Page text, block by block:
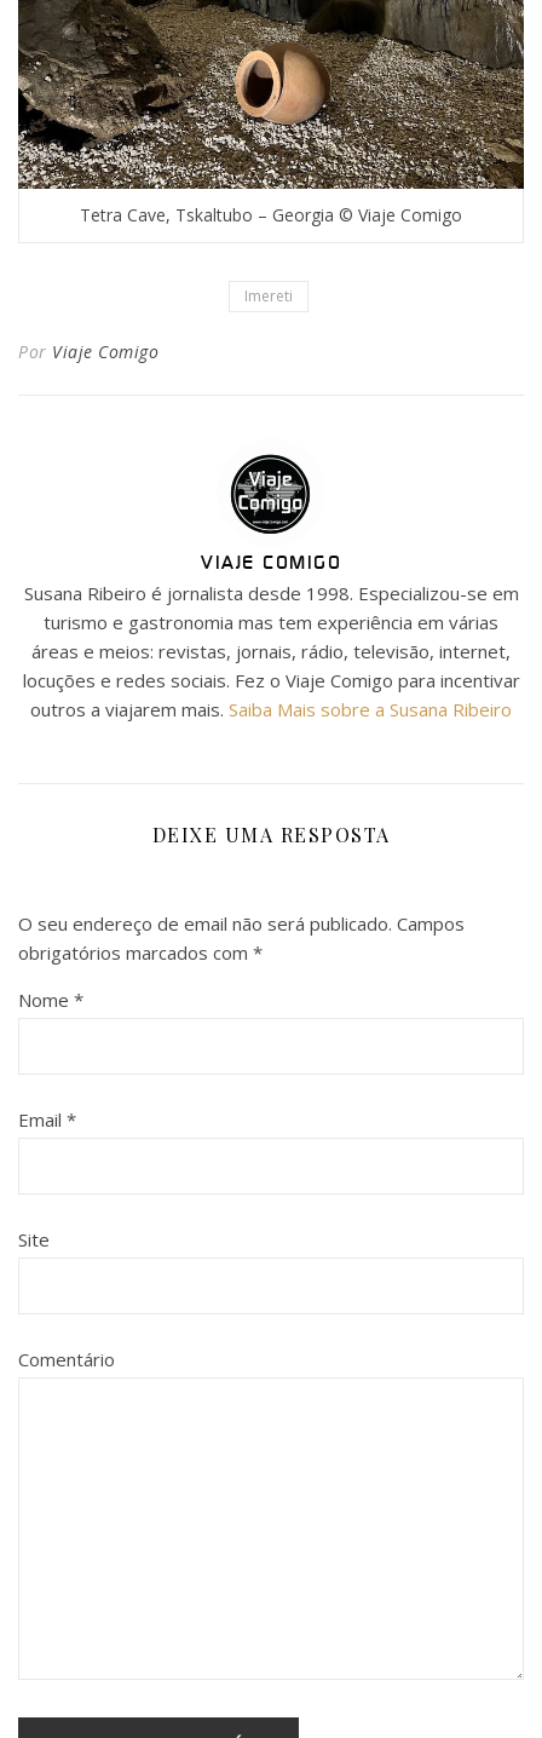
Tetra Cave, Tskaltubo – Georgia © Viaje Comigo
Imereti
Por Viaje Comigo
VIAJE COMIGO
Susana Ribeiro é jornalista desde 1998. Especializou-se em
turismo e gastronomia mas tem experiência em várias
áreas e meios: revistas, jornais, rádio, televisão, internet,
locuções e redes sociais. Fez o Viaje Comigo para incentivar
outros a viajarem mais. Saiba Mais sobre a Susana Ribeiro
DEIXE UMA RESPOSTA
O seu endereço de email não será publicado. Campos
obrigatórios marcados com *
Nome *
Email *
Site
Comentário